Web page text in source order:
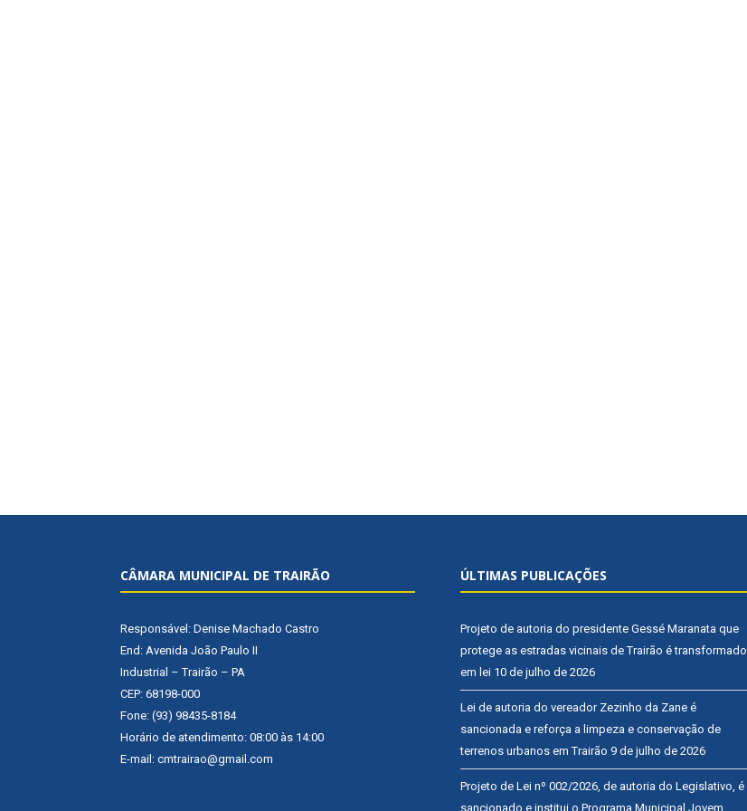
CÂMARA MUNICIPAL DE TRAIRÃO
Responsável: Denise Machado Castro
End: Avenida João Paulo II
Industrial – Trairão – PA
CEP: 68198-000
Fone: (93) 98435-8184
Horário de atendimento: 08:00 às 14:00
E-mail: cmtrairao@gmail.com
ÚLTIMAS PUBLICAÇÕES
Projeto de autoria do presidente Gessé Maranata que
protege as estradas vicinais de Trairão é transformado
em lei 10 de julho de 2026
Lei de autoria do vereador Zezinho da Zane é
sancionada e reforça a limpeza e conservação de
terrenos urbanos em Trairão 9 de julho de 2026
Projeto de Lei nº 002/2026, de autoria do Legislativo, é
sancionado e institui o Programa Municipal Jovem